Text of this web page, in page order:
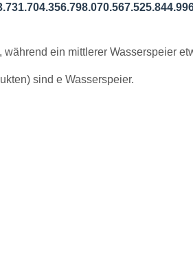
, während ein mittlerer Wasserspeier
sind e Wasserspeier.